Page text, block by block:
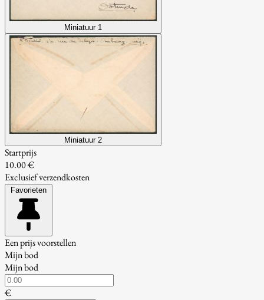
Miniatuur 1
Miniatuur 2
Startprijs
10.00 €
Exclusief verzendkosten
Favorieten
Een prijs voorstellen
Mijn bod
Mijn bod
€